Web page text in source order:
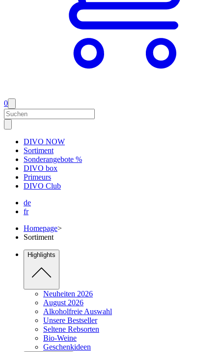
0
DIVO NOW
Sortiment
Sonderangebote %
DIVO box
Primeurs
DIVO Club
de
fr
Homepage>
Sortiment
Highlights
Neuheiten 2026
August 2026
Alkoholfreie Auswahl
Unsere Bestseller
Seltene Rebsorten
Bio-Weine
Geschenkideen